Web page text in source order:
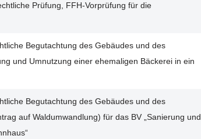
Prüfung, FFH-Vorprüfung für die
Begutachtung des Gebäudes und des
und Umnutzung einer ehemaligen Bäckerei in ein
Begutachtung des Gebäudes und des
auf Waldumwandlung) für das BV „Sanierung und